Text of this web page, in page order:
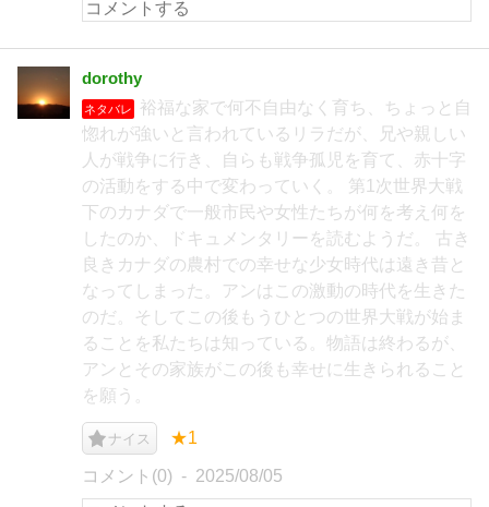
dorothy
ネタバレ
裕福な家で何不自由なく育ち、ちょっと自
惚れが強いと言われているリラだが、兄や親しい
人が戦争に行き、自らも戦争孤児を育て、赤十字
の活動をする中で変わっていく。 第1次世界大戦
下のカナダで一般市民や女性たちが何を考え何を
したのか、ドキュメンタリーを読むようだ。 古き
良きカナダの農村での幸せな少女時代は遠き昔と
なってしまった。アンはこの激動の時代を生きた
のだ。そしてこの後もうひとつの世界大戦が始ま
ることを私たちは知っている。物語は終わるが、
アンとその家族がこの後も幸せに生きられること
を願う。
ナイス ★1
コメント(0) 2025/08/05